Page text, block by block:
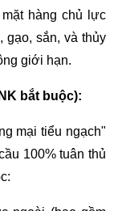
hàng chủ lực
gạo, sắn, và thủy
giới hạn.
bắt buộc):
mại tiểu ngạch"
100% tuân thủ